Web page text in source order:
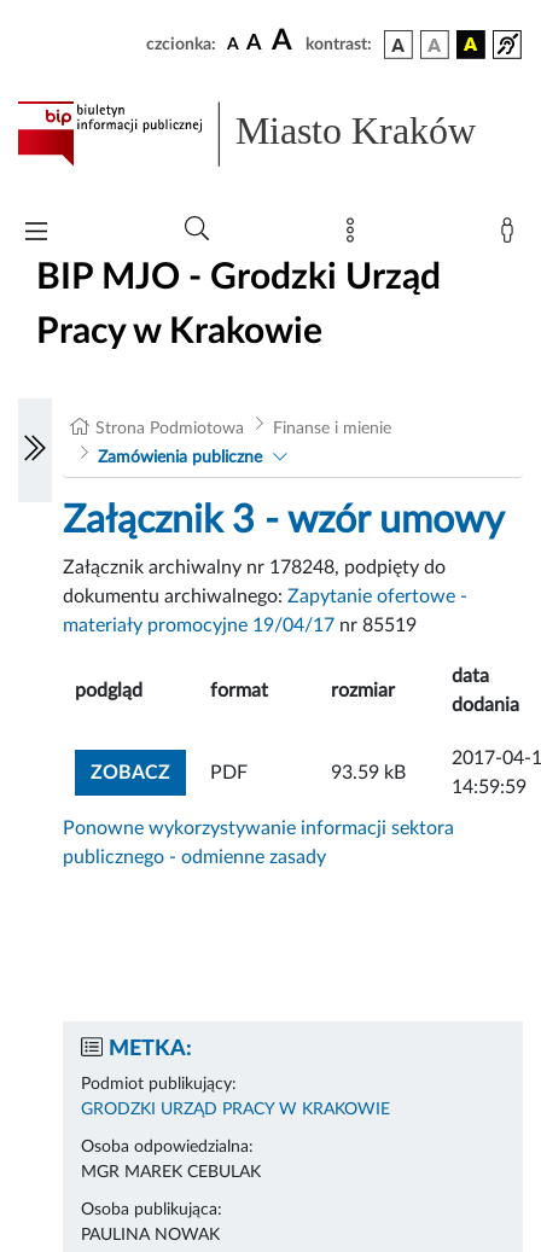
czcionka: A A A kontrast:
Miasto Kraków
BIP MJO - Grodzki Urząd
Pracy w Krakowie
Strona Podmiotowa
Finanse i mienie
Zamówienia publiczne
Załącznik 3 - wzór umowy
Załącznik archiwalny nr 178248, podpięty do
dokumentu archiwalnego:Zapytanie ofertowe -
materiały promocyjne 19/04/17 nr 85519
podgląd format rozmiar
data
dodania
ZOBACZZOBACZ ZAŁĄCZNIK
PDF 93.59 kB
2017-04-
14:59:59
Ponowne wykorzystywanie informacji sektora
publicznego - odmienne zasady
METKA:
Podmiot publikujący:
GRODZKI URZĄD PRACY W KRAKOWIE
Osoba odpowiedzialna:
MGR MAREK CEBULAK
Osoba publikująca:
PAULINA NOWAK